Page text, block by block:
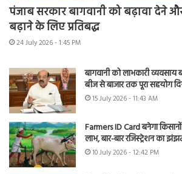
पंजाब सरकार बागवानी को बढ़ावा देने
बढ़ाने के लिए प्रतिबद्ध
24 July 2026 - 1:45 PM
बागवानी को लाभकारी व्यवसाय
बीज से बाजार तक पूरा सहयोग
15 July 2026 - 11:43 AM
Farmers ID Card बनेगा
लाभ, बार-बार रजिस्ट्रेशन का
10 July 2026 - 12:42 PM